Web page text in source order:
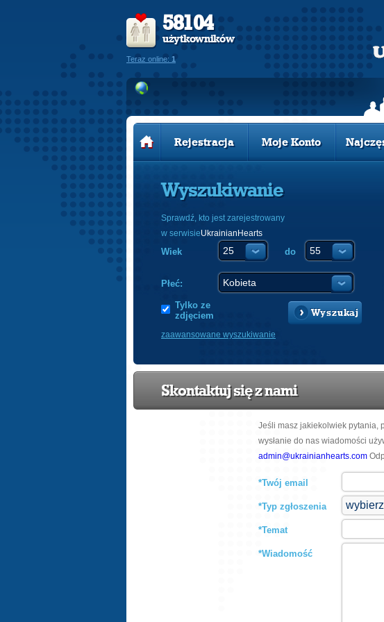
58104
użytkowników
Teraz online: 1
Rejestracja Moje Konto
Wyszukiwanie
Sprawdź, kto jest zarejestrowany
w serwisieUkrainianHearts
Wiek do
Płeć:
Tylko ze
zdjęciem
Wyszukaj
zaawansowane wyszukiwanie
Skontaktuj się z nami
Jeśli masz jakiekolwiek pytania,
wysłanie do nas wiadomości
admin@ukrainianhearts.com
*Twój email
*Typ zgłoszenia
*Temat
*Wiadomość